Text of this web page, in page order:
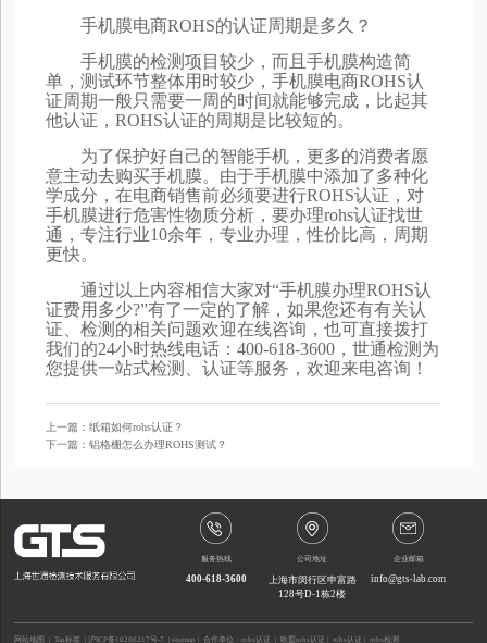
手机膜电商ROHS的认证周期是多久？
手机膜的检测项目较少，而且手机膜构造简
单，测试环节整体用时较少，手机膜电商ROHS认
证周期一般只需要一周的时间就能够完成，比起其
他认证，ROHS认证的周期是比较短的。
为了保护好自己的智能手机，更多的消费者愿
意主动去购买手机膜。由于手机膜中添加了多种化
学成分，在电商销售前必须要进行ROHS认证，对
手机膜进行危害性物质分析，要办理rohs认证找世
通，专注行业10余年，专业办理，性价比高，周期
更快。
通过以上内容相信大家对“手机膜办理ROHS认
证费用多少?”有了一定的了解，如果您还有有关认
证、检测的相关问题欢迎在线咨询，也可直接拨打
我们的24小时热线电话：400-618-3600，世通检测为
您提供一站式检测、认证等服务，欢迎来电咨询！
上一篇：纸箱如何rohs认证？
下一篇：铝格栅怎么办理ROHS测试？
服务热线
400-618-3600
公司地址
上海市闵行区申富路
128号D-1栋2楼
企业邮箱
info@gts-lab.com
网站地图 |Tag标签 |沪ICP备10206217号-7 |sitemap | 合作单位：rohs认证 |欧盟rohs认证 |rohs认证 |rohs检测